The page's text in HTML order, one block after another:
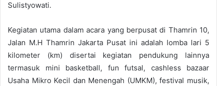
Sulistyowati.
Kegiatan utama dalam acara yang berpusat di Thamrin 10,
Jalan M.H Thamrin Jakarta Pusat ini adalah lomba lari 5
kilometer (km) disertai kegiatan pendukung lainnya
termasuk mini basketball, fun futsal, cashless bazaar
Usaha Mikro Kecil dan Menengah (UMKM), festival musik,